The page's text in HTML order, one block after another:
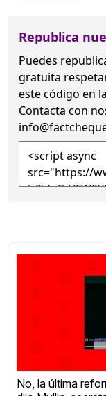
Republica
Puedes
gratuita
este código en
Contacta con
No, la última